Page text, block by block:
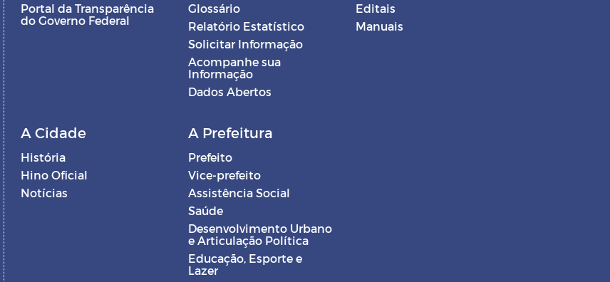
Portal da Transparência
do Governo Federal
Glossário
Relatório Estatístico
Solicitar Informação
Acompanhe sua
Informação
Dados Abertos
Editais
Manuais
A Cidade
História
Hino Oficial
Notícias
A Prefeitura
Prefeito
Vice-prefeito
Assistência Social
Saúde
Desenvolvimento Urbano
e Articulação Política
Educação, Esporte e
Lazer